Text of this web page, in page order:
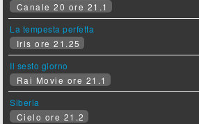
Canale 20 ore 21.1
La tempesta perfetta
Iris ore 21.25
Il sesto giorno
Rai Movie ore 21.1
Siberia
Cielo ore 21.2